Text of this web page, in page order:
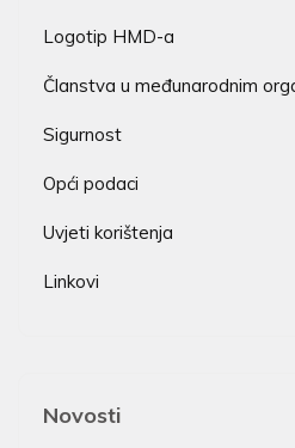
Logotip HMD-a
Članstva u međunarodnim
Sigurnost
Opći podaci
Uvjeti korištenja
Linkovi
Novosti